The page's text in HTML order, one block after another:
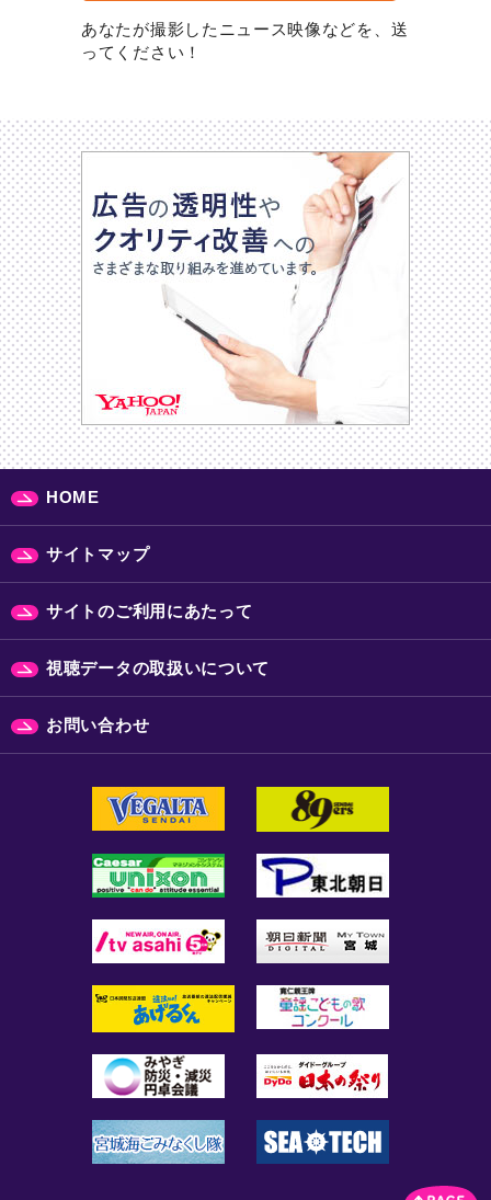
あなたが撮影したニュース映像などを、送
ってください！
HOME
サイトマップ
サイトのご利用にあたって
視聴データの取扱いについて
お問い合わせ